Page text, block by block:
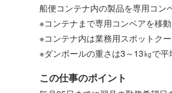
船便コンテナ内の製品を専用コン
※コンテナまで専用コンベアを移
※コンテナ内は業務用スポットク
※ダンボールの重さは3～13㎏で平
この仕事のポイント